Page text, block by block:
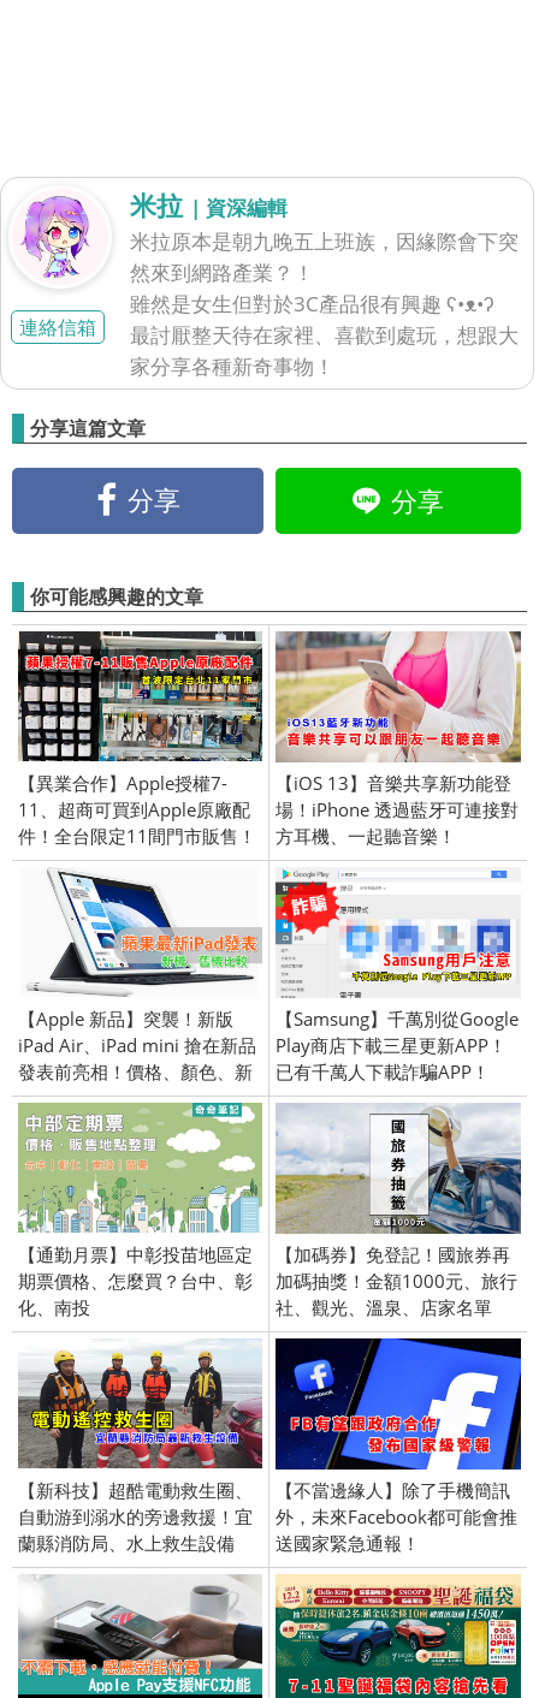
連絡信箱
米拉 | 資深編輯
米拉原本是朝九晚五上班族，因緣際會下突
然來到網路產業？！
雖然是女生但對於3C產品很有興趣 ʕ•ᴥ•ʔ
最討厭整天待在家裡、喜歡到處玩，想跟大
家分享各種新奇事物！
分享這篇文章
分享 分享
你可能感興趣的文章
【異業合作】Apple授權7-
11、超商可買到Apple原廠配
件！全台限定11間門市販售！
【iOS 13】音樂共享新功能登
場！iPhone 透過藍牙可連接對
方耳機、一起聽音樂！
【Apple 新品】突襲！新版
iPad Air、iPad mini 搶在新品
發表前亮相！價格、顏色、新
功能
【Samsung】千萬別從Google
Play商店下載三星更新APP！
已有千萬人下載詐騙APP！
【通勤月票】中彰投苗地區定
期票價格、怎麼買？台中、彰
化、南投
【加碼券】免登記！國旅券再
加碼抽獎！金額1000元、旅行
社、觀光、溫泉、店家名單
【新科技】超酷電動救生圈、
自動游到溺水的旁邊救援！宜
蘭縣消防局、水上救生設備
【不當邊緣人】除了手機簡訊
外，未來Facebook都可能會推
送國家緊急通報！